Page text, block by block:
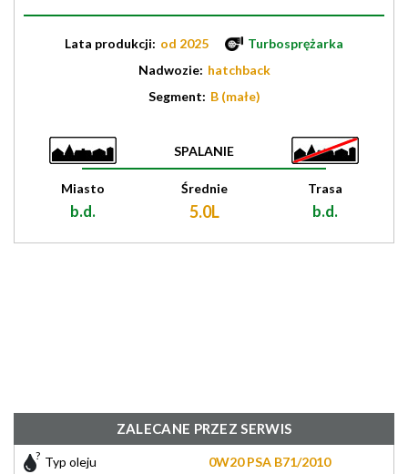
Lata produkcji: od 2025
Turbosprężarka
Nadwozie: hatchback
Segment: B (małe)
SPALANIE
Miasto
b.d.
Średnie
5.0L
Trasa
b.d.
ZALECANE PRZEZ SERWIS
Typ oleju 0W20 PSA B71/2010